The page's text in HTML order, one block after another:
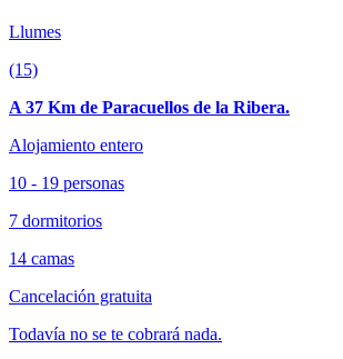
Llumes
(15)
A 37 Km de Paracuellos de la Ribera.
Alojamiento entero
10 - 19 personas
7 dormitorios
14 camas
Cancelación gratuita
Todavía no se te cobrará nada.